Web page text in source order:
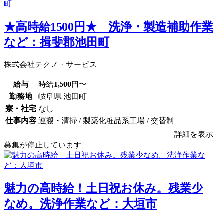
★高時給1500円★ 洗浄・製造補助作業
など：揖斐郡池田町
株式会社テクノ・サービス
給与 時給1,500円〜
勤務地
岐阜県 池田町
寮・社宅 なし
仕事内容 運搬・清掃 / 製薬化粧品系工場 / 交替制
詳細を表示
募集が停止しています
魅力の高時給！土日祝お休み。残業少
なめ。洗浄作業など：大垣市